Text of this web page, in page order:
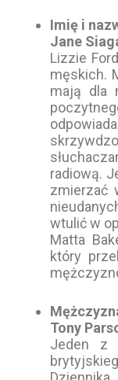
Imię i
Jane
Lizzie
męskich.
mają dla
radiową.
zmierzać
wtulić w
Matta
który
Tony
Jeden z